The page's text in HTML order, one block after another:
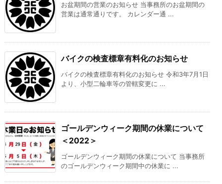
お盆期間の営業のお知らせ 当事務所のお盆期間の
営業は通常通りです。 カレンダー通 ...
バイクの検査標章有料化のお知らせ
バイクの検査標章有料化のお知らせ 令和3年7月1日
より、小型二輪車等の管轄変更に ...
ゴールデンウィーク期間の休業について
＜2022＞
ゴールデンウィーク期間の休業について 当事務所
のゴールデンウィーク期間中の休業に ...